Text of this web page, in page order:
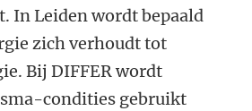
In Leiden wordt bepaald
zich verhoudt tot
Bij DIFFER wordt
condities gebruikt